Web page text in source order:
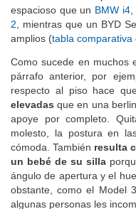
no van a ir bien por
espacioso que unBMW i4,
2, mientras que un BYD
Como sucede en
párrafo anterior, por
respecto al piso hace
elevadasque en una
apoye por completo.
molesto, la postura en
cómoda. Tambiénresulta
un bebé de su silla
ángulo de apertura y el
obstante, como el Model